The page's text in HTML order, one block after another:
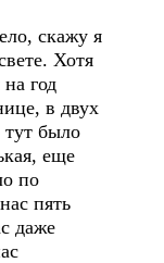
скажу я
Хотя
год
в двух
тут было
еще
по
пять
даже